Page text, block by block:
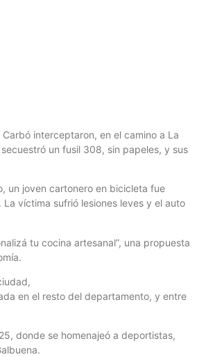
interceptaron, en el camino a La
un fusil 308, sin papeles, y sus
un joven cartonero en bicicleta fue
víctima sufrió lesiones leves y el auto
tu cocina artesanal”, una propuesta
en el resto del departamento, y entre
donde se homenajeó a deportistas,